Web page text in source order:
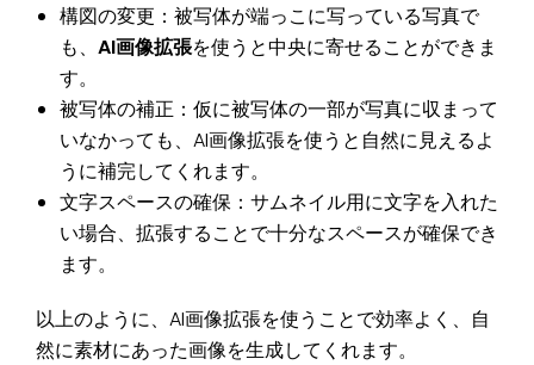
構図の変更：被写体が端っこに写っている写真で
も、 AI画像拡張を使うと中央に寄せることができま
す。
被写体の補正：仮に被写体の一部が写真に収まって
いなかっても、AI画像拡張を使うと自然に見えるよ
うに補完してくれます。
文字スペースの確保：サムネイル用に文字を入れた
い場合、拡張することで十分なスペースが確保でき
ます。
以上のように、AI画像拡張を使うことで効率よく、自
然に素材にあった画像を生成してくれます。